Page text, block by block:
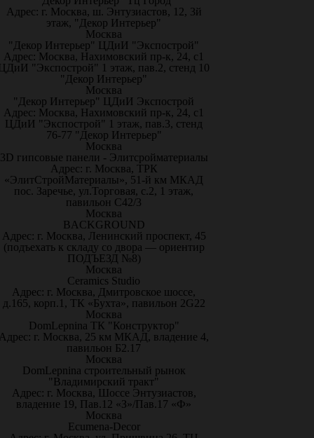
Адрес: г. Москва, ш. Энтузиастов, 12, 3й
этаж, "Декор Интерьер"
Москва
"Декор Интерьер" ЦДиИ "Экспострой"
Адрес: Москва, Нахимовский пр-к, 24, с1
"Экспострой" 1 этаж, пав.2, стенд 10
"Декор Интерьер"
Москва
"Декор Интерьер" ЦДиИ Экспострой
Адрес: Москва, Нахимовский пр-к, 24, с1
ЦДиИ "Экспострой" 1 этаж, пав.3, стенд
76-77 "Декор Интерьер"
Москва
3D гипсовые панели - Элитсройматериалы
Адрес: г. Москва, ТРК
«ЭлитСтройМатериалы», 51-й км МКАД
пос. Заречье, ул.Торговая, с.2, 1 этаж,
павильон С42/3
Москва
BACKGROUND
Адрес: г. Москва, Ленинский проспект, 45
(подъехать к складу со двора — ориентир
ПОДЪЕЗД №8)
Москва
Ceramics Studio
Адрес: г. Москва, Дмитровское шоссе,
д.165, корп.1, ТК «Бухта», павильон 2G22
Москва
DomLepnina ТК "Конструктор"
г. Москва, 25 км МКАД, владение 4,
павильон Б2.17
Москва
DomLepnina строительный рынок
"Владимирский тракт"
Адрес: г. Москва, Шоссе Энтузиастов,
владение 19, Пав.12 «З»/Пав.17 «Ф»
Москва
Ecumena-Decor